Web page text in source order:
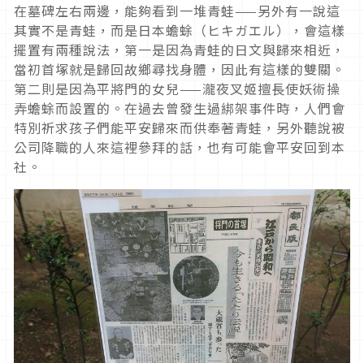
在墓碑左右兩邊，能夠看到一堆青蛙——另外有一說這
其實不是青蛙，而是日本蟾蜍（ヒキガエル），會這樣
擺置有兩種說法，第一是因為青蛙的日文與歸來相近，
當初首塚就是歸回故鄉尋找身體，因此有這樣的雙關。
第二則是因為平將門的女兒——瀧夜叉姬擅長使妖術操
弄蟾蜍而設置的。在過去曾發生過綁架事件時，人們會
特別祈求孩子們能平安歸來而供奉著青蛙，另外聽說被
公司降職的人來這裡參拜的話，也有可能會平安回到本
社。